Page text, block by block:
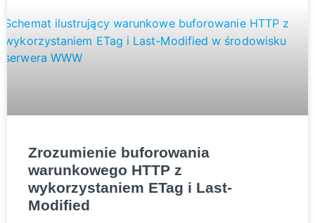
Zrozumienie buforowania
warunkowego HTTP z
wykorzystaniem ETag i Last-
Modified